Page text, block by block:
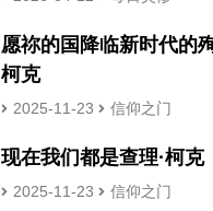
愿祢的国降临新时代的
柯克
2025-11-23 信仰之门
现在我们都是查理·柯克
2025-11-23 信仰之门